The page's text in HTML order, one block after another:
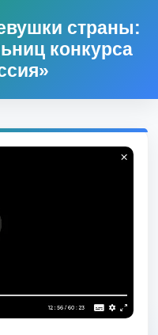
страны:
конкурса